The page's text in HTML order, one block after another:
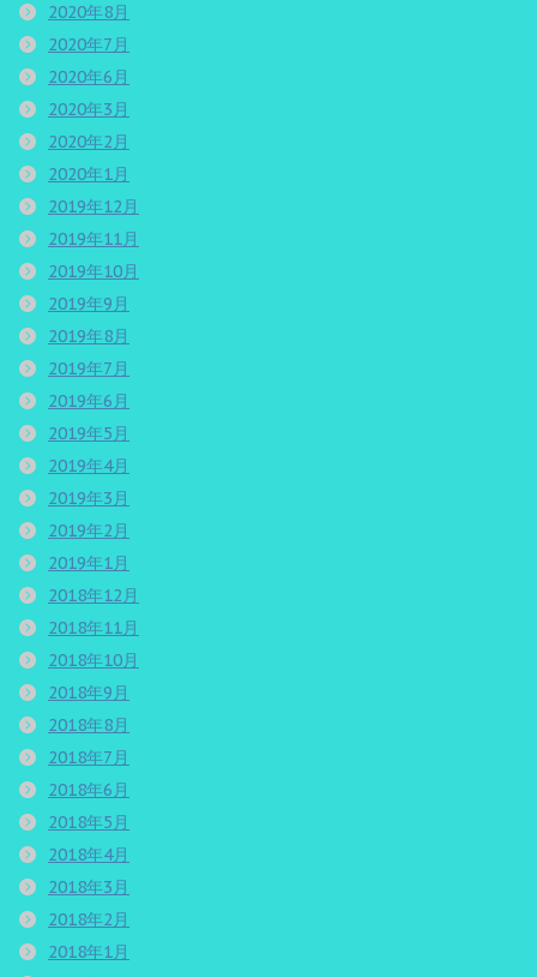
2020年8月
2020年7月
2020年6月
2020年3月
2020年2月
2020年1月
2019年12月
2019年11月
2019年10月
2019年9月
2019年8月
2019年7月
2019年6月
2019年5月
2019年4月
2019年3月
2019年2月
2019年1月
2018年12月
2018年11月
2018年10月
2018年9月
2018年8月
2018年7月
2018年6月
2018年5月
2018年4月
2018年3月
2018年2月
2018年1月